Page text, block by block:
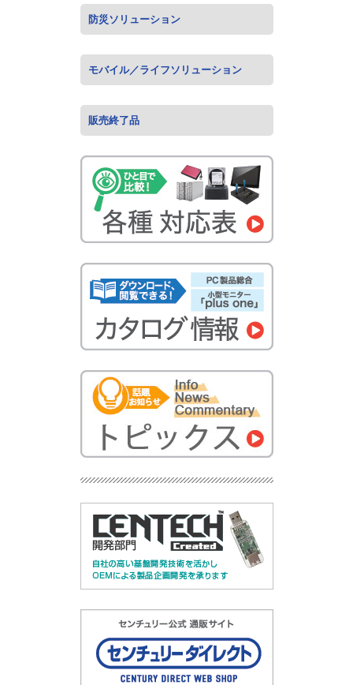
防災ソリューション
モバイル／ライフソリューション
販売終了品